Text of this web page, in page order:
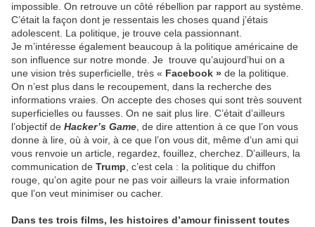
impossible. On retrouve un côté rébellion par rapport au système.
C’était la façon dont je ressentais les choses quand j’étais
adolescent. La politique, je trouve cela passionnant.
Je m’intéresse également beaucoup à la politique américaine de
son influence sur notre monde. Je trouve qu’aujourd’hui on a
une vision très superficielle, très « Facebook » de la politique.
On n’est plus dans le recoupement, dans la recherche des
informations vraies. On accepte des choses qui sont très souvent
superficielles ou fausses. On ne sait plus lire. C’était d’ailleurs
l’objectif de Hacker’s Game , de dire attention à ce que l’on vous
donne à lire, où à voir, à ce que l’on vous dit, même d’un ami qui
vous renvoie un article, regardez, fouillez, cherchez. D’ailleurs, la
communication de Trump , c’est cela : la politique du chiffon
rouge, qu’on agite pour ne pas voir ailleurs la vraie information
que l’on veut minimiser ou cacher.
Dans tes trois films, les histoires d’amour finissent toutes